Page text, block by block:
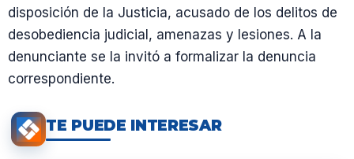
disposición de la Justicia, acusado de los delitos de
desobediencia judicial, amenazas y lesiones. A la
denunciante se la invitó a formalizar la denuncia
correspondiente.
TE PUEDE INTERESAR